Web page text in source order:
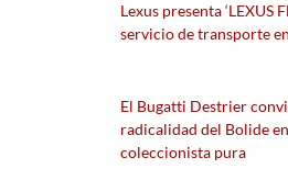
Lexus presenta ‘LEXUS
servicio de transporte
El Bugatti Destrier
radicalidad del Bolide
coleccionista pura